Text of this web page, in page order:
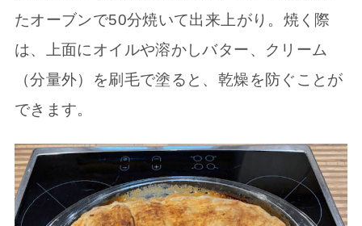
たオーブンで50分焼いて出来上がり。焼く際
は、上面にオイルや溶かしバター、クリーム
（分量外）を刷毛で塗ると、乾燥を防ぐことが
できます。